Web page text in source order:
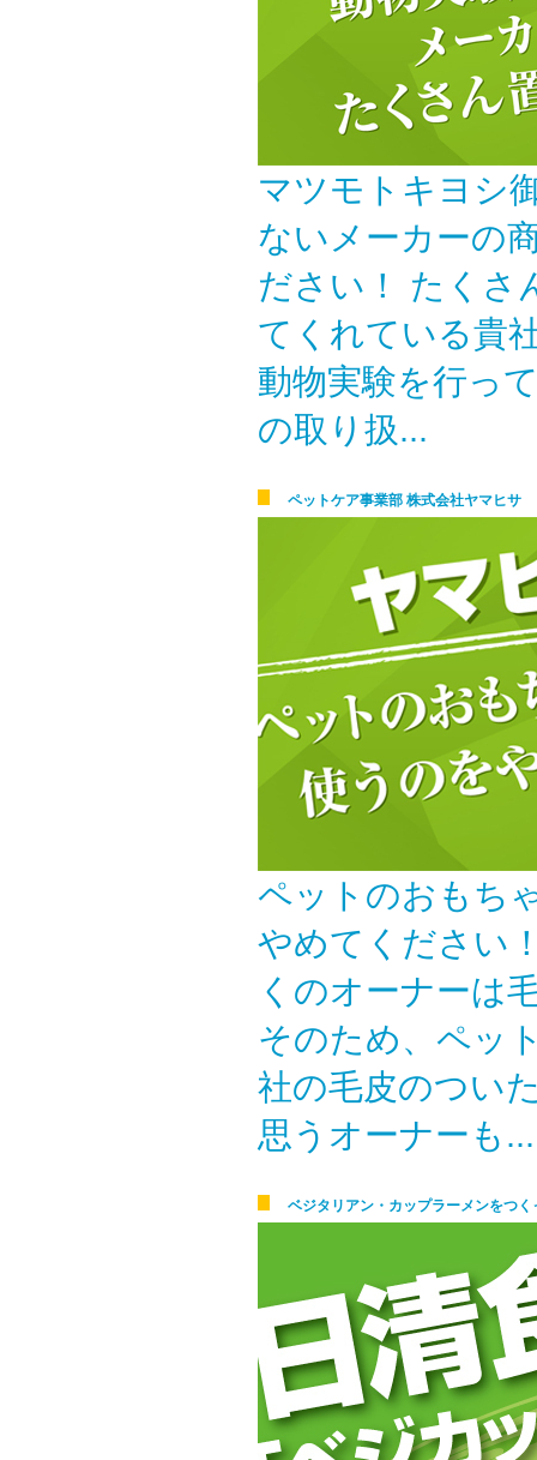
マツモトキヨシ
ないメーカーの
ださい！ たくさ
てくれている貴
動物実験を行っ
の取り扱...
ペットケア事業部 株式会社ヤマヒサ
ペットのおもち
やめてください
くのオーナーは
そのため、ペッ
社の毛皮のつい
思うオーナーも...
ベジタリアン・カップラーメンをつく